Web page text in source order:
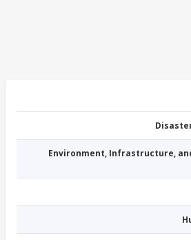
Environment,